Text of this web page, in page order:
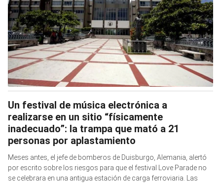
Un festival de música electrónica a
realizarse en un sitio “físicamente
inadecuado”: la trampa que mató a 21
personas por aplastamiento
Meses antes, el jefe de bomberos de Duisburgo, Alemania, alertó
por escrito sobre los riesgos para que el festival Love Parade no
se celebrara en una antigua estación de carga ferroviaria. Las